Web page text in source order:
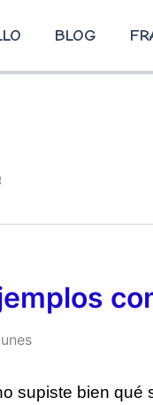
BLOG
supiste bien qué